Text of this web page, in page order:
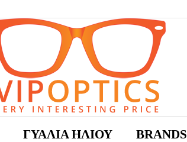
ΓΥΑΛΙΆ ΗΛΊΟΥ BRANDS